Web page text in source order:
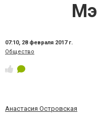
07:10, 28 февраля 2017 г.
Общество
Анастасия Островская